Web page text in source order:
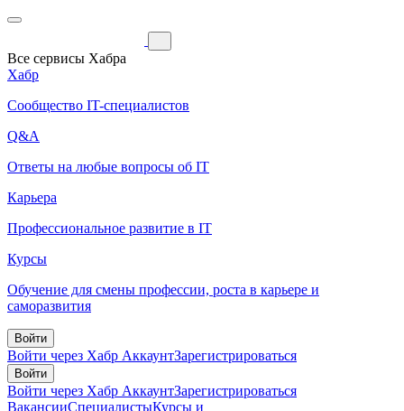
Все сервисы Хабра
Хабр
Сообщество IT-специалистов
Q&A
Ответы на любые вопросы об IT
Карьера
Профессиональное развитие в IT
Курсы
Обучение для смены профессии, роста в карьере и
саморазвития
Войти
Войти через Хабр АккаунтЗарегистрироваться
Войти
Войти через Хабр АккаунтЗарегистрироваться
ВакансииСпециалистыКурсы и